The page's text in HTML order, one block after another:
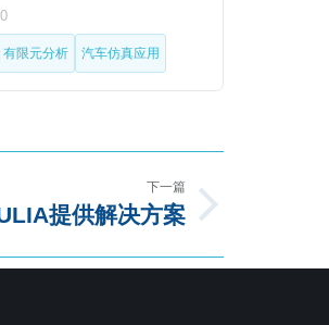
有限元分析 汽车仿真应用
下一篇
提供解决方案